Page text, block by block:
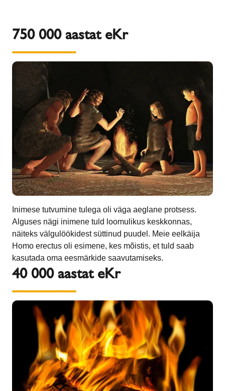
750 000 aastat eKr
Inimese tutvumine tulega oli väga aeglane protsess.
Alguses nägi inimene tuld loomulikus keskkonnas,
näiteks välgulöökidest süttinud puudel. Meie eelkäija
Homo erectus oli esimene, kes mõistis, et tuld saab
kasutada oma eesmärkide saavutamiseks.
40 000 aastat eKr